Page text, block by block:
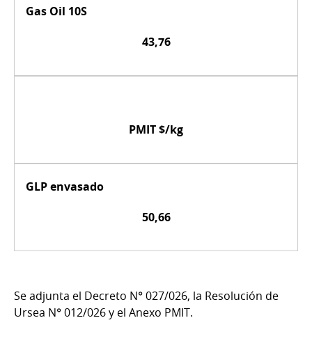
Gas Oil 10S
43,76
PMIT $/kg
GLP envasado
50,66
Se adjunta el Decreto N° 027/026, la Resolución de
Ursea N° 012/026 y el Anexo PMIT.